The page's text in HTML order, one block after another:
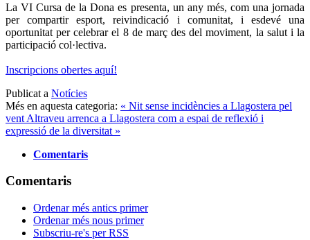
La VI Cursa de la Dona es presenta, un any més, com una jornada
per compartir esport, reivindicació i comunitat, i esdevé una
oportunitat per celebrar el 8 de març des del moviment, la salut i la
participació col·lectiva.
Inscripcions obertes aquí!
Publicat a Notícies
Més en aquesta categoria: « Nit sense incidències a Llagostera pel
vent Altraveu arrenca a Llagostera com a espai de reflexió i
expressió de la diversitat »
Comentaris
Comentaris
Ordenar més antics primer
Ordenar més nous primer
Subscriu-re's per RSS